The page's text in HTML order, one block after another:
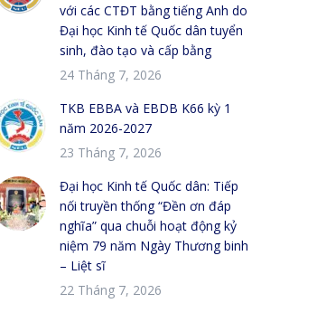
với các CTĐT bằng tiếng Anh do
Đại học Kinh tế Quốc dân tuyển
sinh, đào tạo và cấp bằng
24 Tháng 7, 2026
TKB EBBA và EBDB K66 kỳ 1
năm 2026-2027
23 Tháng 7, 2026
Đại học Kinh tế Quốc dân: Tiếp
nối truyền thống “Đền ơn đáp
nghĩa” qua chuỗi hoạt động kỷ
niệm 79 năm Ngày Thương binh
– Liệt sĩ
22 Tháng 7, 2026